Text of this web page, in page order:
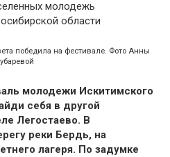
победила на фестивале. Фото Анны
молодежи Искитимского
себя в другой
Легостаево. В
реки Бердь, на
лагеря. По задумке